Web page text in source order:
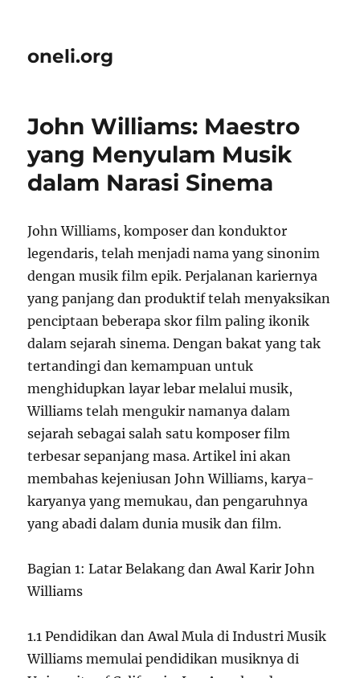
oneli.org
John Williams: Maestro
yang Menyulam Musik
dalam Narasi Sinema
John Williams, komposer dan konduktor
legendaris, telah menjadi nama yang sinonim
dengan musik film epik. Perjalanan kariernya
yang panjang dan produktif telah menyaksikan
penciptaan beberapa skor film paling ikonik
dalam sejarah sinema. Dengan bakat yang tak
tertandingi dan kemampuan untuk
menghidupkan layar lebar melalui musik,
Williams telah mengukir namanya dalam
sejarah sebagai salah satu komposer film
terbesar sepanjang masa. Artikel ini akan
membahas kejeniusan John Williams, karya-
karyanya yang memukau, dan pengaruhnya
yang abadi dalam dunia musik dan film.
Bagian 1: Latar Belakang dan Awal Karir John
Williams
1.1 Pendidikan dan Awal Mula di Industri Musik
Williams memulai pendidikan musiknya di